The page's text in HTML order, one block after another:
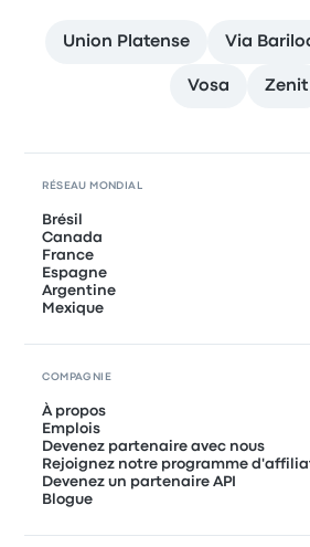
Union Platense Via
Vosa Zenit
RÉSEAU MONDIAL
Brésil
Canada
France
Espagne
Argentine
Mexique
COMPAGNIE
À propos
Emplois
Devenez partenaire avec nous
Rejoignez notre programme
Devenez un partenaire API
Blogue